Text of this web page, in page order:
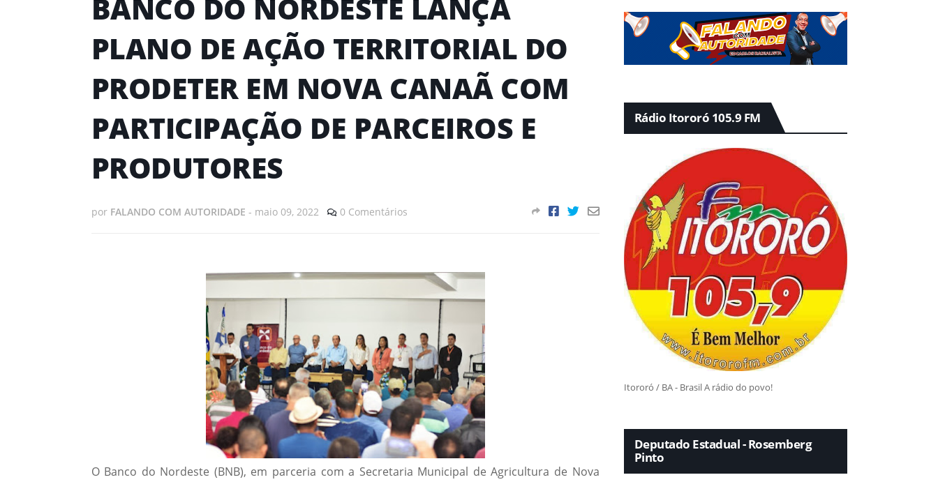
BANCO DO NORDESTE LANÇA
PLANO DE AÇÃO TERRITORIAL DO
PRODETER EM NOVA CANAÃ COM
PARTICIPAÇÃO DE PARCEIROS E
PRODUTORES
por FALANDO COM AUTORIDADE - maio 09, 2022 0 Comentários
O Banco do Nordeste (BNB), em parceria com a Secretaria Municipal de Agricultura de Nova
Rádio Itororó 105.9 FM
Itororó / BA - Brasil A rádio do povo!
Deputado Estadual - Rosemberg
Pinto